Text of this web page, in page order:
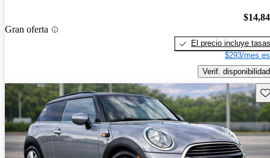
Gran oferta
El precio incluye tasas
$293/mes
Verif. disponibilidad